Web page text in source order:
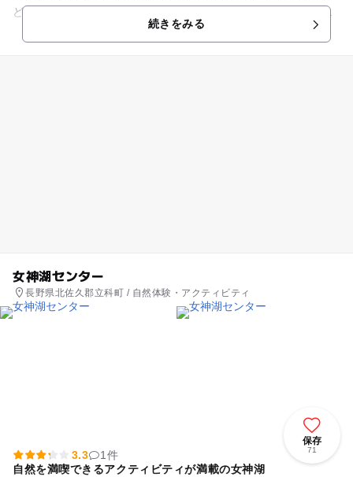
どの観光スポットが広がります。国道沿いの青いトンガリ帽子
の屋根が目印となっていま...続きをみる
女神湖センター
長野県北佐久郡立科町 / 自然体験・アクティビティ
保存
71
3.3
1件
自然を満喫できるアクティビティが満載の女神湖